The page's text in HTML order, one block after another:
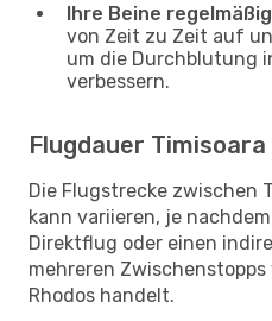
Ihre Beine
von Zeit zu Zeit auf
um die Durchblutung
verbessern.
Flugdauer Timisoara
Die Flugstrecke zwischen
kann variieren, je
Direktflug oder einen
mehreren
Rhodos handelt.